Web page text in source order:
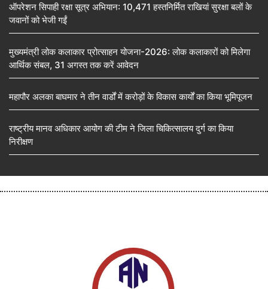
ऑपरेशन सिपाही रक्षा सूत्र अभियान: 10,471 हस्तनिर्मित राखियां सुरक्षा बलों के
जवानों को भेजी गईं
मुख्यमंत्री लोक कलाकार प्रोत्साहन योजना-2026: लोक कलाकारों को मिलेगा
आर्थिक संबल, 31 अगस्त तक करें आवेदन
महापौर अलका बाघमार ने तीन वार्डों में करोड़ों के विकास कार्यों का किया भूमिपूजन
राष्ट्रीय मानव अधिकार आयोग की टीम ने जिला चिकित्सालय दुर्ग का किया
निरीक्षण